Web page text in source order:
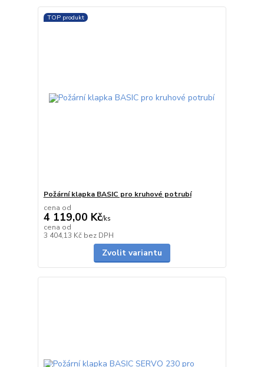
TOP produkt
Požární klapka BASIC pro kruhové potrubí
cena od
4 119,00 Kč/ks
cena od
3 404,13 Kč bez DPH
Zvolit variantu